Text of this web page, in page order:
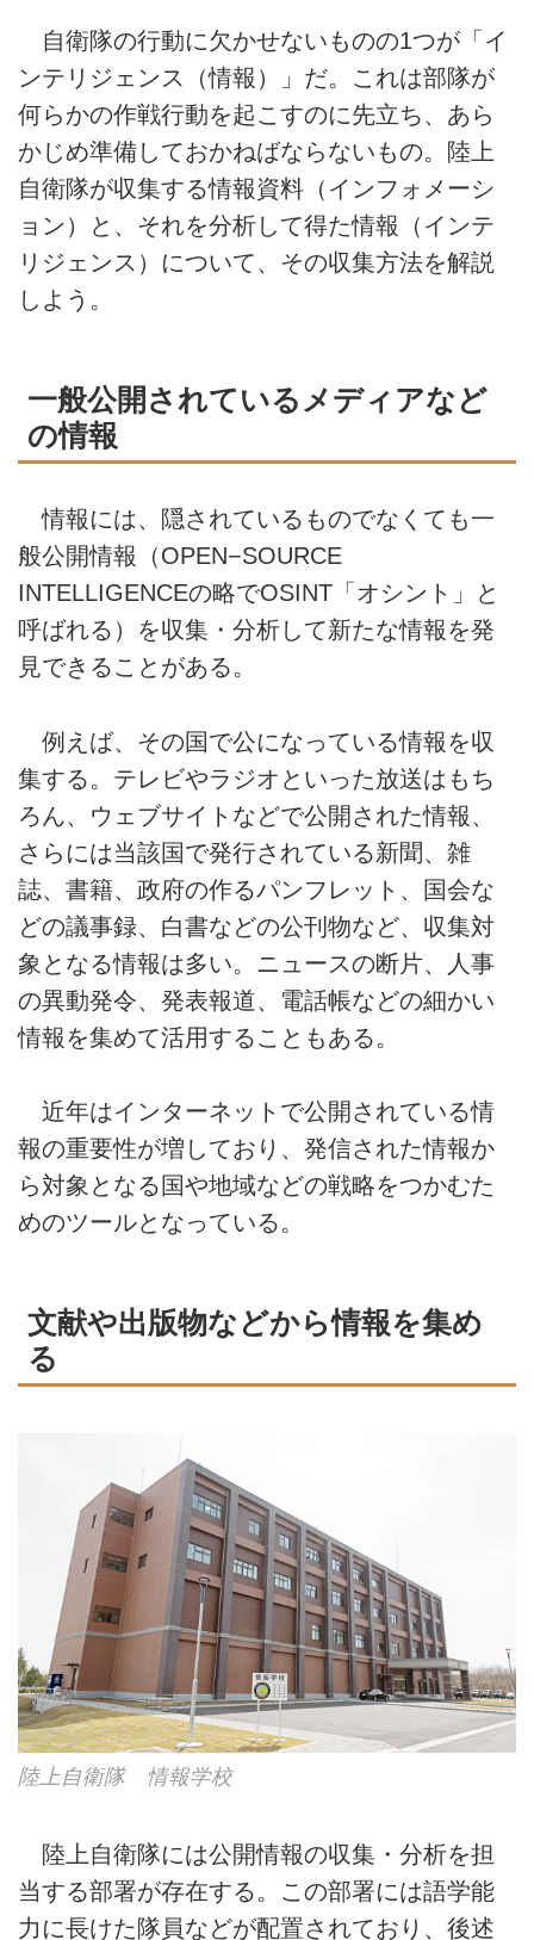
自衛隊の行動に欠かせないものの1つが「イ
ンテリジェンス（情報）」だ。これは部隊が
何らかの作戦行動を起こすのに先立ち、あら
かじめ準備しておかねばならないもの。陸上
自衛隊が収集する情報資料（インフォメーシ
ョン）と、それを分析して得た情報（インテ
リジェンス）について、その収集方法を解説
しよう。
一般公開されているメディアなど
の情報
情報には、隠されているものでなくても一
般公開情報（OPEN−SOURCE
INTELLIGENCEの略でOSINT「オシント」と
呼ばれる）を収集・分析して新たな情報を発
見できることがある。
例えば、その国で公になっている情報を収
集する。テレビやラジオといった放送はもち
ろん、ウェブサイトなどで公開された情報、
さらには当該国で発行されている新聞、雑
誌、書籍、政府の作るパンフレット、国会な
どの議事録、白書などの公刊物など、収集対
象となる情報は多い。ニュースの断片、人事
の異動発令、発表報道、電話帳などの細かい
情報を集めて活用することもある。
近年はインターネットで公開されている情
報の重要性が増しており、発信された情報か
ら対象となる国や地域などの戦略をつかむた
めのツールとなっている。
文献や出版物などから情報を集め
る
陸上自衛隊 情報学校
陸上自衛隊には公開情報の収集・分析を担
当する部署が存在する。この部署には語学能
力に長けた隊員などが配置されており、後述